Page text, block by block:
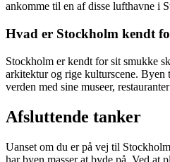
ankomme til en af disse lufthavne i
Hvad er Stockholm kendt
Stockholm er kendt for sit smukke
arkitektur og rige kulturscene.
verden med sine museer,
Afsluttende tanker
Uanset om du er på vej til
har byen masser at byde på. Ved at